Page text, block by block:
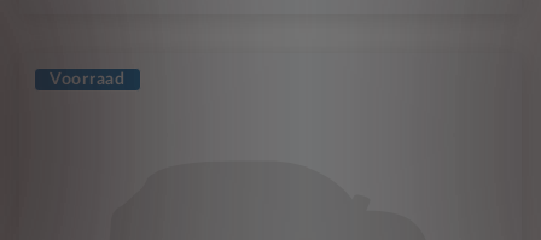
Voorraad